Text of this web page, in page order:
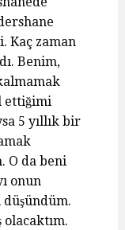
Kaç zaman
Benim,
ettiğimi
5 yıllık bir
O da beni
onun
düşündüm.